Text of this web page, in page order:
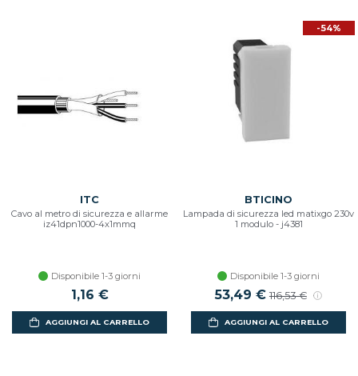
ITC
Cavo al metro di sicurezza e allarme
iz41dpn1000-4x1mmq
Disponibile 1-3 giorni
1,16 €
AGGIUNGI AL CARRELLO
-54%
BTICINO
Lampada di sicurezza led matixgo 230v
1 modulo - j4381
Disponibile 1-3 giorni
Prezzo scontato
53,49 € Prezzo di listino
116,53 €
AGGIUNGI AL CARRELLO